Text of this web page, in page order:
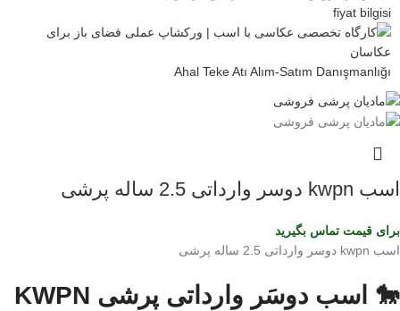
fiyat bilgisi
Ahal Teke Atı Alım-Satım Danışmanlığı
اسب kwpn دوسر وارداتی 2.5 ساله پرشی
برای قیمت تماس بگیرید
اسب kwpn دوسر وارداتی 2.5 ساله پرشی
🐎 اسب دوسَر وارداتی پرشی KWPN